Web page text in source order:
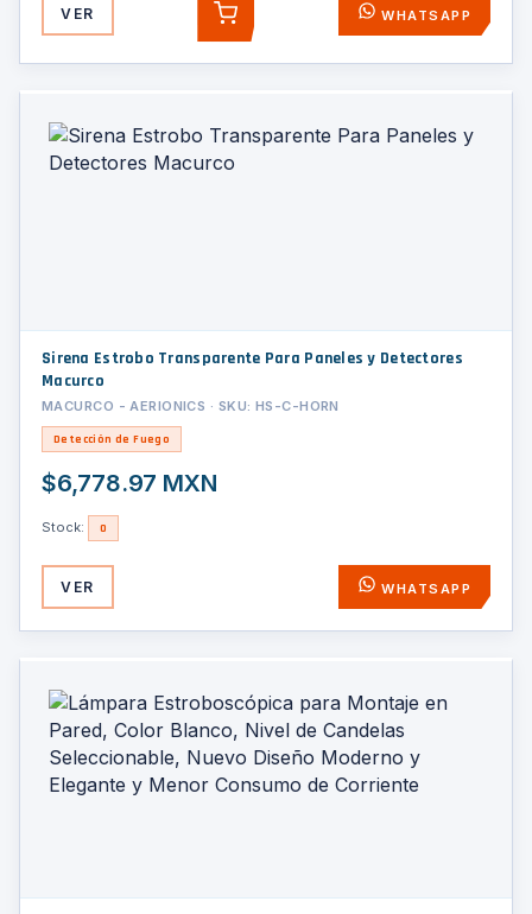
VER AGREGAR WHATSAPP
Sirena Estrobo Transparente Para Paneles y Detectores
Macurco
MACURCO - AERIONICS · SKU: HS-C-HORN
Detección de Fuego
$6,778.97 MXN
Stock: 0
VER WHATSAPP